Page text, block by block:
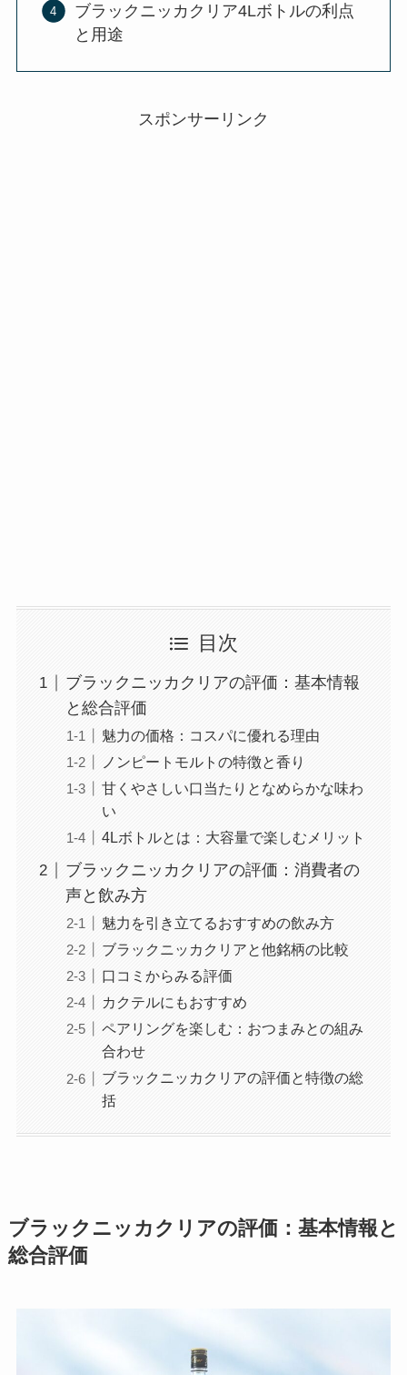
ブラックニッカクリア4Lボトルの利点
と用途
スポンサーリンク
目次
ブラックニッカクリアの評価：基本情報
と総合評価
魅力の価格：コスパに優れる理由
ノンピートモルトの特徴と香り
甘くやさしい口当たりとなめらかな味わ
い
4Lボトルとは：大容量で楽しむメリット
ブラックニッカクリアの評価：消費者の
声と飲み方
魅力を引き立てるおすすめの飲み方
ブラックニッカクリアと他銘柄の比較
口コミからみる評価
カクテルにもおすすめ
ペアリングを楽しむ：おつまみとの組み
合わせ
ブラックニッカクリアの評価と特徴の総
括
ブラックニッカクリアの評価：基本情報と
総合評価